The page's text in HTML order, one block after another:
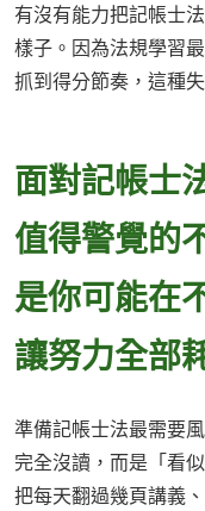
有沒有能力把記帳士
樣子。因為法規學習
抓到得分節奏，這種
面對記帳士
值得警覺的
是你可能在
讓努力全部
準備記帳士法最需要
完全沒讀，而是「看
把每天翻過幾頁講義